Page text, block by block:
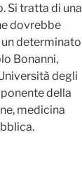
Si tratta di una
dovrebbe
determinato
Bonanni,
degli
della
medicina